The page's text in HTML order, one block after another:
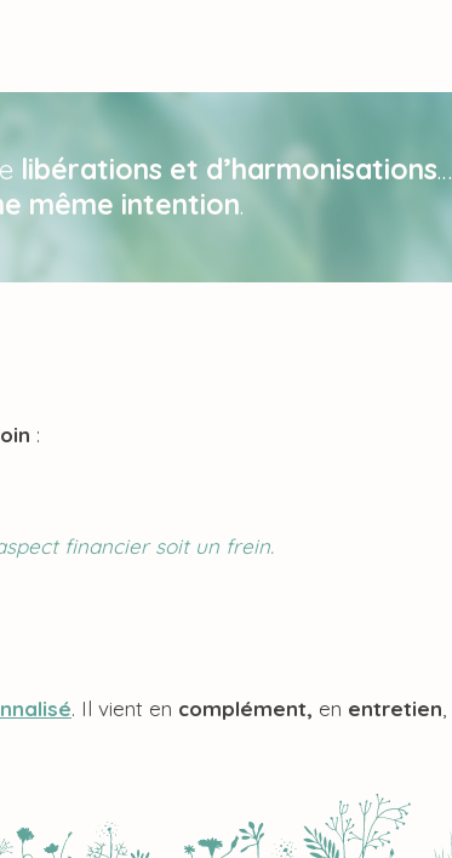
libérations et d’harmonisations…
même intention.
:
financier soit un frein.
. Il vient en complément, en entretien